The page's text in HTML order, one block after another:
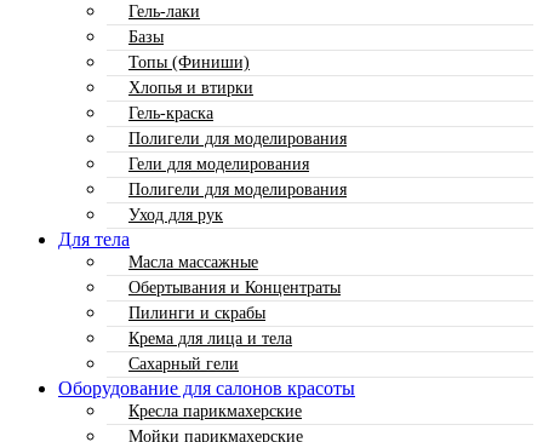
Гель-лаки
Базы
Топы (Финиши)
Хлопья и втирки
Гель-краска
Полигели для моделирования
Гели для моделирования
Полигели для моделирования
Уход для рук
Для тела
Масла массажные
Обертывания и Концентраты
Пилинги и скрабы
Крема для лица и тела
Сахарный гели
Оборудование для салонов красоты
Кресла парикмахерские
Мойки парикмахерские